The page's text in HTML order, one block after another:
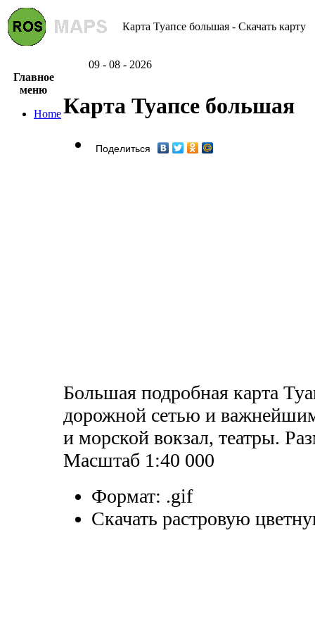
Карта Туапсе большая - Скачать карту
09 - 08 - 2026
Главное
меню
HomeКарта Туапсе большая
Поделиться
Большая подробная карта
дорожной сетью и
и морской вокзал, театры.
Масштаб 1:40 000
Формат: .gif
Скачать растровую